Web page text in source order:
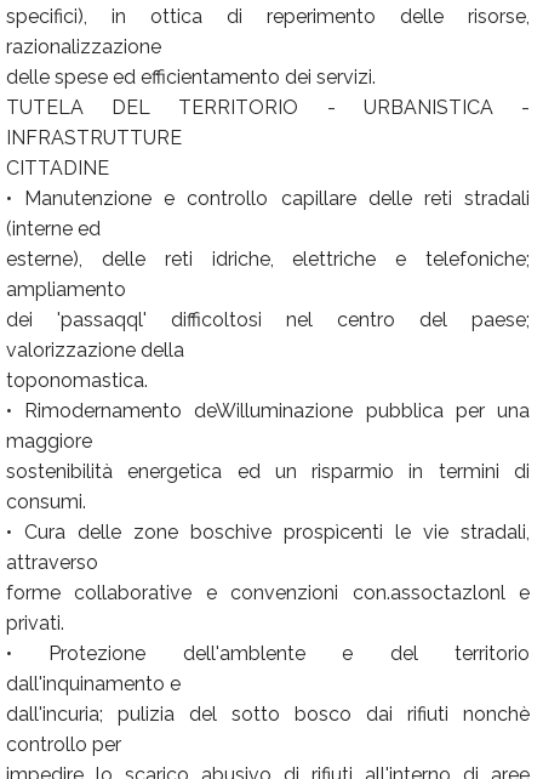
specifici), in ottica di reperimento delle risorse,
razionalizzazione
delle spese ed efficientamento dei servizi.
TUTELA DEL TERRITORIO - URBANISTICA -
INFRASTRUTTURE
CITTADINE
• Manutenzione e controllo capillare delle reti stradali
(interne ed
esterne), delle reti idriche, elettriche e telefoniche;
ampliamento
dei 'passaqql' difficoltosi nel centro del paese;
valorizzazione della
toponomastica.
• Rimodernamento deWilluminazione pubblica per una
maggiore
sostenibilità energetica ed un risparmio in termini di
consumi.
• Cura delle zone boschive prospìcenti le vie stradali,
attraverso
forme collaborative e convenzioni con.assoctazlonl e
privati.
• Protezione dell'amblente e del territorio
dall'inquinamento e
dall'incuria; pulizia del sotto bosco dai rifiuti nonchè
controllo per